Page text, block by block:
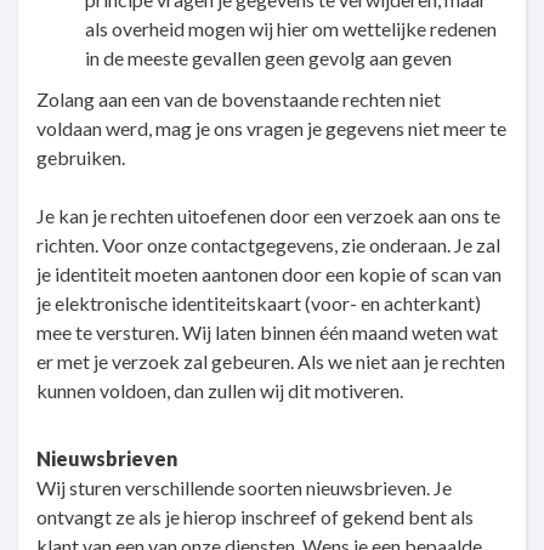
als overheid mogen wij hier om wettelijke redenen
in de meeste gevallen geen gevolg aan geven
Zolang aan een van de bovenstaande rechten niet
voldaan werd, mag je ons vragen je gegevens niet meer te
gebruiken.
Je kan je rechten uitoefenen door een verzoek aan ons te
richten. Voor onze contactgegevens, zie onderaan. Je zal
je identiteit moeten aantonen door een kopie of scan van
je elektronische identiteitskaart (voor- en achterkant)
mee te versturen. Wij laten binnen één maand weten wat
er met je verzoek zal gebeuren. Als we niet aan je rechten
kunnen voldoen, dan zullen wij dit motiveren.
Nieuwsbrieven
Wij sturen verschillende soorten nieuwsbrieven. Je
ontvangt ze als je hierop inschreef of gekend bent als